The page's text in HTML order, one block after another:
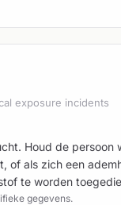
exposure incidents
Houd de
of als zich een
te worden
gegevens.